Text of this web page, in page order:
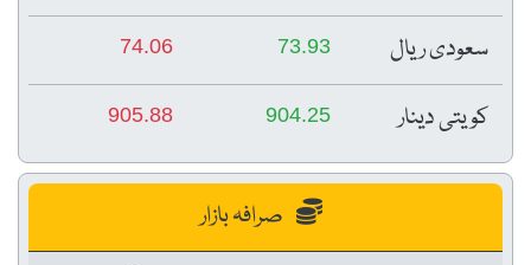
سعودی ریال 73.93
74.06
کویتی دینار 904.25
905.88
صرافہ بازار